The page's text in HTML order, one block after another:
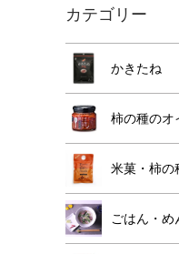
カテゴリー
かきたね
柿の種のオ
米菓・柿の
ごはん・め